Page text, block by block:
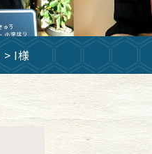
> I様